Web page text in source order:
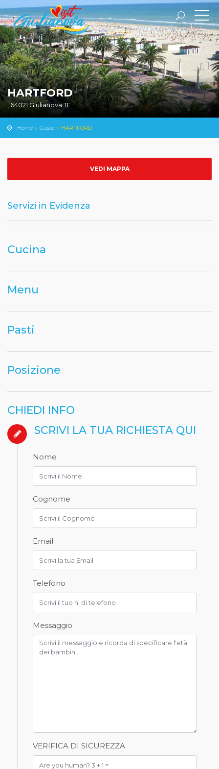
HARTFORD
, 64021 Giulianova TE
Home Gusto HARTFORD
VEDI MAPPA
Servizi in Evidenza
Cucina
Menu
Pasti
Posizione
CHIEDI INFO
SCRIVI LA TUA RICHIESTA QUI
Nome
Cognome
Email
Telefono
Messaggio
VERIFICA DI SICUREZZA